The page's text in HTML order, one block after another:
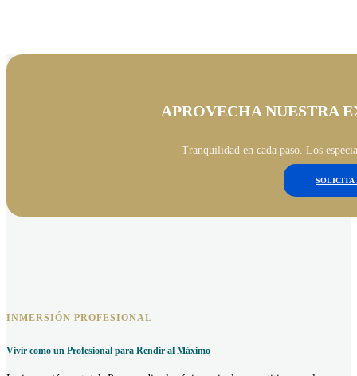
APROVECHA NUESTRA
Tranquilidad en cada paso. Los
SOLICITA
INMERSIÓN PROFESIONAL
Vivir como un Profesional para Rendir al Máximo